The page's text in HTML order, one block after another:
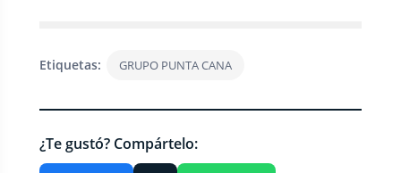
Etiquetas: GRUPO PUNTA CANA
¿Te gustó? Compártelo: